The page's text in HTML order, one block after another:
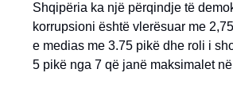
Shqipëria ka një përqindje të
korrupsioni është vlerësuar me
e medias me 3.75 pikë dhe roli i
5 pikë nga 7 që janë maksimalet